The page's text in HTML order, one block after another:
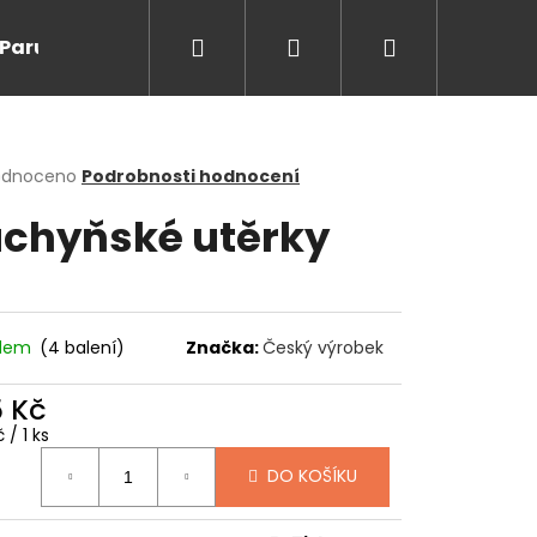
Paruky/kanekalon Doprodej Na cesty
Přihlášení
Podrobnosti hodnocení
utěrky
(4 balení) Značka:Český výrobek
Kč
/ 1 ks
DO KOŠÍKU